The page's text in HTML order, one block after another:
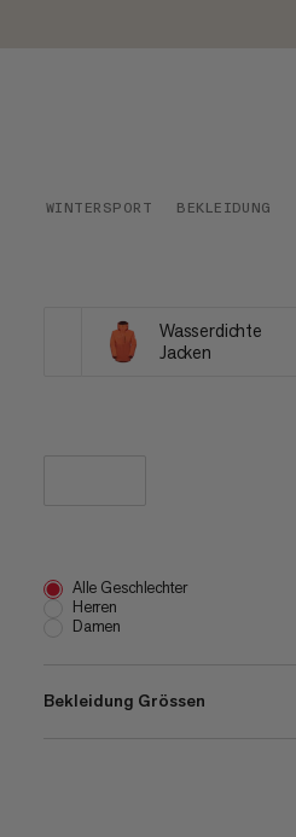
WINTERSPORT BEKLEIDUNG
Wasserdichte
Jacken
Alle Geschlechter
Herren
Damen
Bekleidung Grössen